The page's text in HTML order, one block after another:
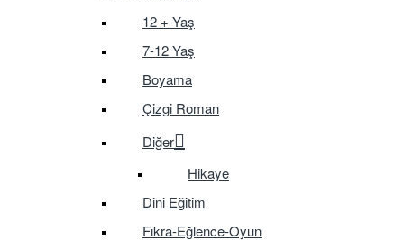
12 + Yaş
7-12 Yaş
Boyama
Çizgi Roman
Diğer
Hikaye
Dini Eğitim
Fıkra-Eğlence-Oyun